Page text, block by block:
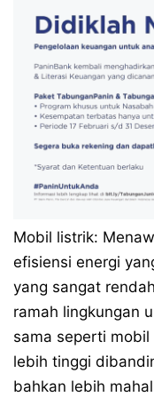
Mobil listrik:
efisiensi energi
yang sangat
ramah lingkungan
sama seperti
lebih tinggi
bahkan lebih